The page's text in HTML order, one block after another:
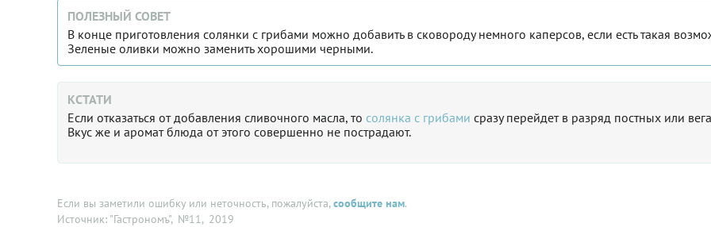
ПОЛЕЗНЫЙ СОВЕТ
В конце приготовления солянки с грибами можно добавить в сковороду немного каперсов, если есть такая
Зеленые оливки можно заменить хорошими черными.
КСТАТИ
Если отказаться от добавления сливочного масла, то солянка с грибами сразу перейдет в разряд постных или
Вкус же и аромат блюда от этого совершенно не пострадают.
Если вы заметили ошибку или неточность, пожалуйста,сообщите нам.
Источник: "Гастрономъ", №11, 2019